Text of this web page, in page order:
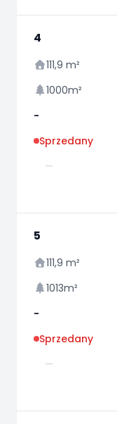
4
111,9 m²
1000m²
-
Sprzedany
—
5
111,9 m²
1013m²
-
Sprzedany
—